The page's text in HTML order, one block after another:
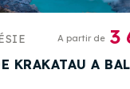
A partir de 3
KRAKATAU A